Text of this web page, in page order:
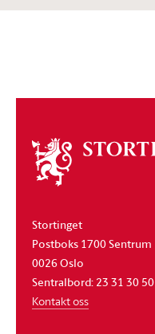
Om
stortinget
Stortinget
Postboks 1700 Sentrum
0026 Oslo
Sentralbord: 23 31 30 50
Kontakt oss